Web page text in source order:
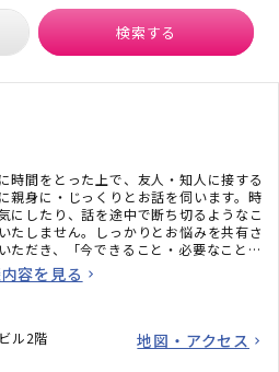
検索する
時間をとった上で、友人・知人に接する
親身に・じっくりとお話を伺います。時
にしたり、話を途中で断ち切るようなこ
たしません。しっかりとお悩みを共有さ
ただき、「今できること・必要なこと」
バイスいたします。まずは、初回無料の
談（10分程度）で、お気軽にお問合せ
容を見る
ル2階 地図・アクセス